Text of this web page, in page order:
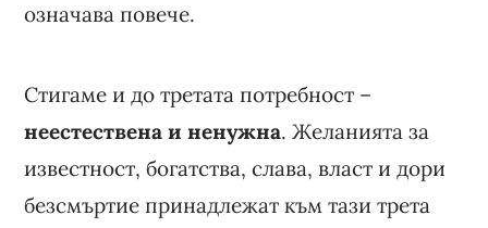
означава повече.
Стигаме и до третата потребност –
неестествена и ненужна. Желанията за
известност, богатства, слава, власт и дори
безсмъртие принадлежат към тази трета